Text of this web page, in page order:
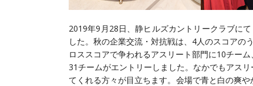
2019年9月28日、静ヒルズカントリークラブに
した。秋の企業交流・対抗戦は、4人のスコア
ロススコアで争われるアスリート部門に10チー
31チームがエントリーしました。なかでもアス
てくれる方々が目立ちます。会場で青と白の爽